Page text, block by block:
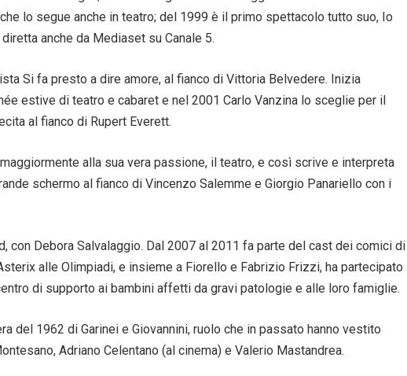
lo segue anche in teatro; del 1999 è il primo spettacolo tutto suo, Io
anche da Mediaset su Canale 5.
Si fa presto a dire amore, al fianco di Vittoria Belvedere. Inizia
estive di teatro e cabaret e nel 2001 Carlo Vanzina lo sceglie per il
al fianco di Rupert Everett.
alla sua vera passione, il teatro, e così scrive e interpreta
schermo al fianco di Vincenzo Salemme e Giorgio Panariello con i
con Debora Salvalaggio. Dal 2007 al 2011 fa parte del cast dei comici di
alle Olimpiadi, e insieme a Fiorello e Fabrizio Frizzi, ha partecipato
di supporto ai bambini affetti da gravi patologie e alle loro famiglie.
del 1962 di Garinei e Giovannini, ruolo che in passato hanno vestito
Adriano Celentano (al cinema) e Valerio Mastandrea.